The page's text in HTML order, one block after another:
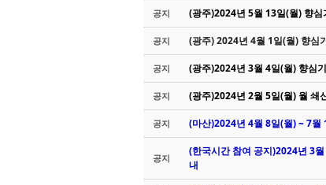
공지 (광주)2024년 5월 13일(월) 향심
공지 (광주) 2024년 4월 1일(월) 향심
공지 (광주)2024년 3월 4일(월) 향심
공지 (광주)2024년 2월 5일(월) 월 쇄
공지 (마산)2024년 4월 8일(월) ~ 7월
공지
(한국시간 참여 공지)2024년 3
내